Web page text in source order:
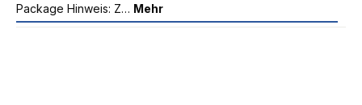
Package Hinweis: Z… Mehr